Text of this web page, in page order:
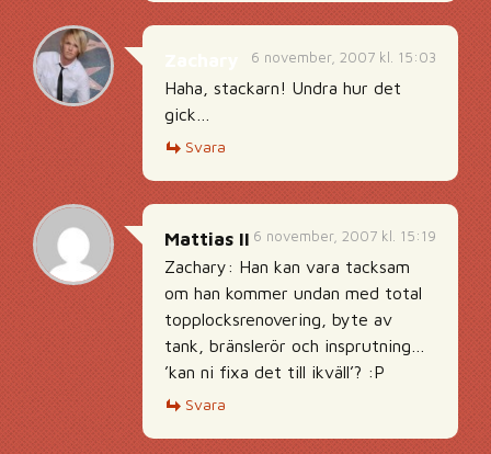
6 november, 2007 kl. 15:03
Haha, stackarn! Undra hur det
gick…
Svara
6 november, 2007 kl. 15:19
Mattias II
Zachary: Han kan vara tacksam
om han kommer undan med total
topplocksrenovering, byte av
tank, bränslerör och insprutning…
’kan ni fixa det till ikväll’? :P
Svara